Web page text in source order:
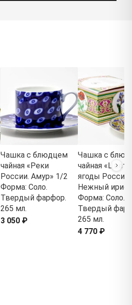
Чашка с блюдцем
чайная «Реки
России. Амур» 1/2
Форма: Соло.
Твердый фарфор.
265 мл.
3 050 ₽
Чашка с
чайная
ягоды России.
Нежный
Форма: Соло.
Твердый
265 мл.
4 770 ₽